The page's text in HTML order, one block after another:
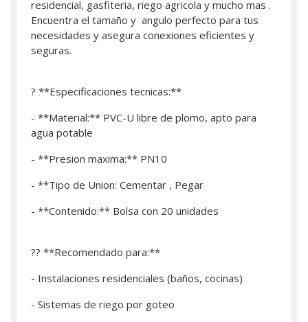
residencial, gasfiteria, riego agricola y mucho mas .
Encuentra el tamaño y angulo perfecto para tus
necesidades y asegura conexiones eficientes y
seguras.
? **Especificaciones tecnicas:**
- **Material:** PVC-U libre de plomo, apto para
agua potable
- **Presion maxima:** PN10
- **Tipo de Union: Cementar , Pegar
- **Contenido:** Bolsa con 20 unidades
?? **Recomendado para:**
- Instalaciones residenciales (baños, cocinas)
- Sistemas de riego por goteo